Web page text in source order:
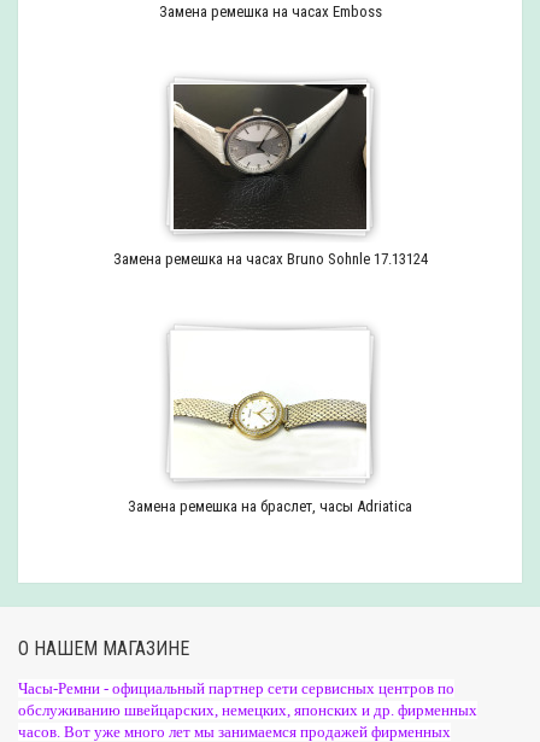
Замена ремешка на часах Emboss
Замена ремешка на часах Bruno Sohnle 17.13124
Замена ремешка на браслет, часы Adriatica
О НАШЕМ МАГАЗИНЕ
Часы-Ремни - официальный партнер сети сервисных центров по
обслуживанию швейцарских, немецких, японских и др. фирменных
часов. Вот уже много лет мы занимаемся продажей фирменных